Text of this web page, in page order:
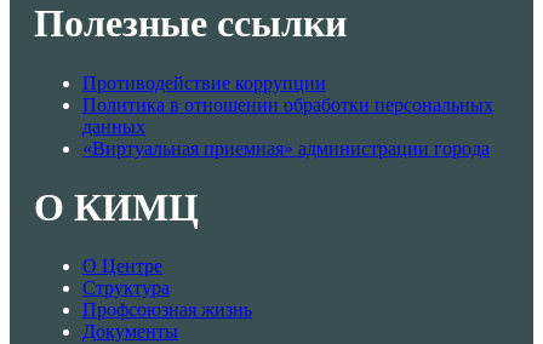
Полезные ссылки
Противодействие коррупции
Политика в отношении обработки персональных
данных
«Виртуальная приемная» администрации города
О КИМЦ
О Центре
Структура
Профсоюзная жизнь
Документы